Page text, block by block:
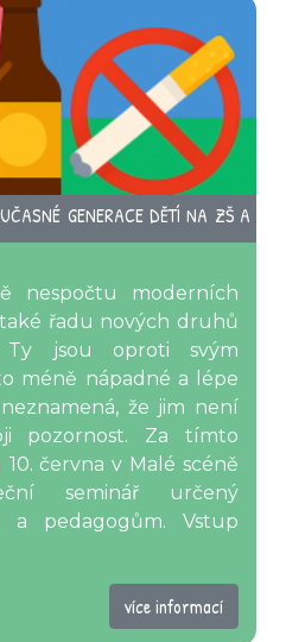
GENERACE DĚTÍ NA ZŠ A
nespočtu moderních
řadu nových druhů
Ty jsou oproti svým
méně nápadné a lépe
že jim není
pozornost. Za tímto
června v Malé scéně
seminář určený
a pedagogům. Vstup
více informací